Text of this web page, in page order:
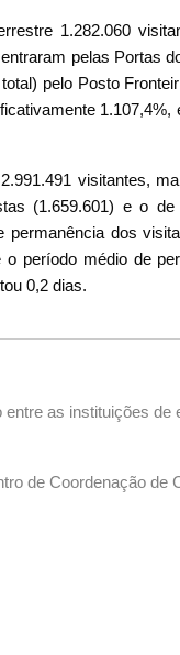
1.282.060
pelas Portas
pelo Posto
visitantes,
(1.659.601) e o de
dos
período médio de
0,2 dias.
as instituições de
de Coordenação de